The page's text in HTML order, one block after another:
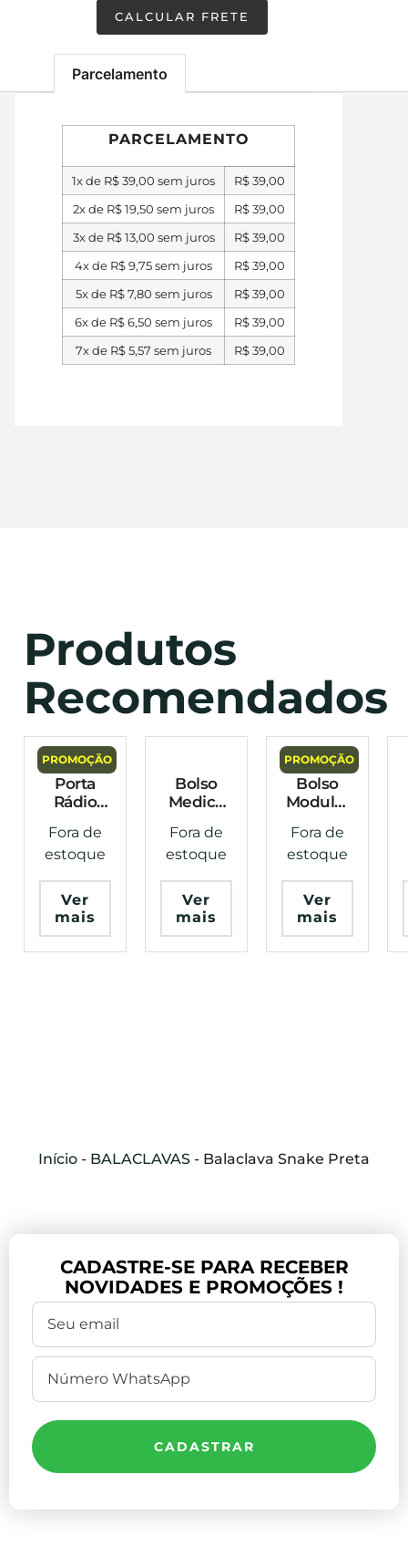
Parcelamento
PARCELAMENTO
1x de R$39,00 sem juros R$39,00
2x de R$19,50 sem juros R$39,00
3x de R$13,00 sem juros R$39,00
4x de R$9,75sem juros R$39,00
5x de R$7,80 sem juros R$39,00
6x de R$6,50 sem juros R$39,00
7x de R$5,57 sem juros R$39,00
Produtos
Recomendados
PROMOÇÃO
Porta
Rádio
Coyote
Invictus
Fora de
estoque
Ver
mais
Bolso
Medico
Modular
7045
Evo
Tactical
Fora de
estoque
Ver
mais
PROMOÇÃO
Bolso
Modular
Coyote
Warfare
Fora de
estoque
Ver
mais
Início - BALACLAVAS - Balaclava Snake Preta
CADASTRE-SE PARA RECEBER
NOVIDADES E PROMOÇÕES !
CADASTRAR